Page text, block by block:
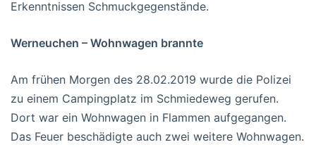
Erkenntnissen Schmuckgegenstände.
Werneuchen – Wohnwagen brannte
Am frühen Morgen des 28.02.2019 wurde die Polizei
zu einem Campingplatz im Schmiedeweg gerufen.
Dort war ein Wohnwagen in Flammen aufgegangen.
Das Feuer beschädigte auch zwei weitere Wohnwagen.